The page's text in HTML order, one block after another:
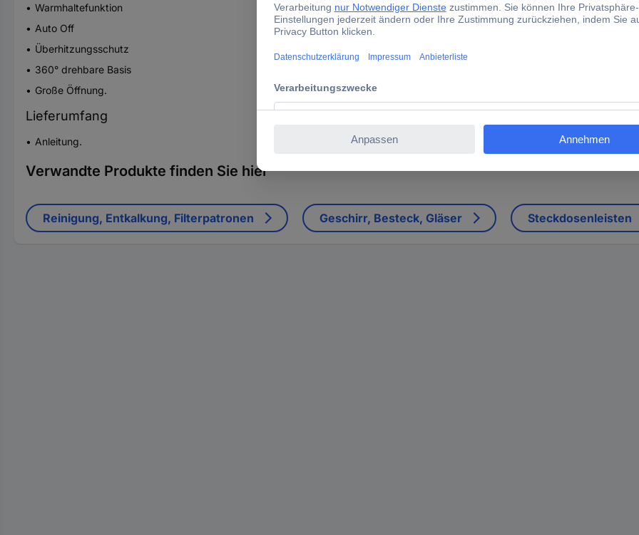
Warmhaltefunktion
Auto Off
Überhitzungsschutz
360° drehbare Basis
Große Öffnung.
Lieferumfang
Anleitung.
Verwandte Produkte finden Sie hier
Reinigung, Entkalkung, Filterpatronen Geschirr, Besteck, Gläser Steckdosenleisten